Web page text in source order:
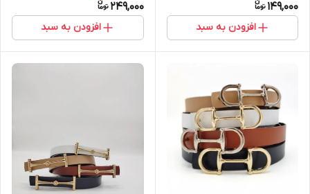
149,000
افزودن به سبد
249,000
افزودن به سبد